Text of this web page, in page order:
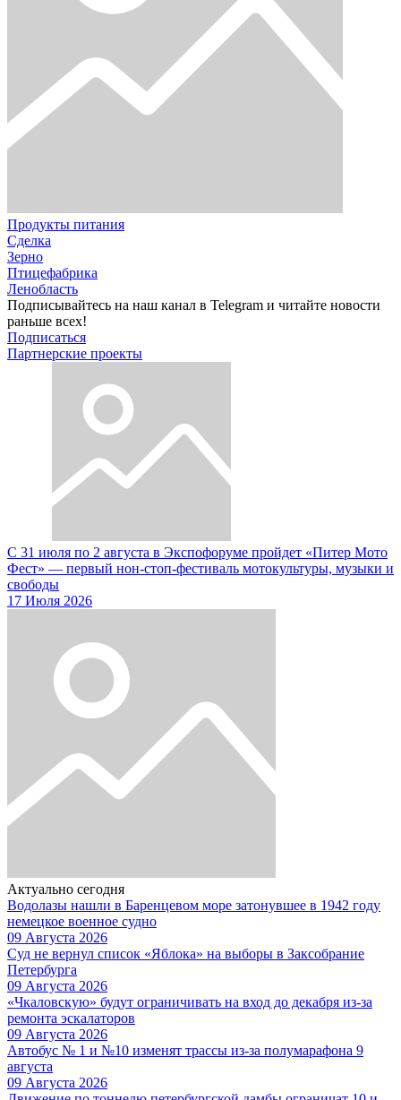
Продукты питания
Сделка
Зерно
Птицефабрика
Ленобласть
Подписывайтесь на наш канал в Telegram и читайте новости
раньше всех!
Подписаться
Партнерские проекты
С 31 июля по 2 августа в Экспофоруме пройдет «Питер Мото
Фест» — первый нон-стоп-фестиваль мотокультуры, музыки и
свободы
17 Июля 2026
Актуально сегодня
Водолазы нашли в Баренцевом море затонувшее в 1942 году
немецкое военное судно
09 Августа 2026
Суд не вернул список «Яблока» на выборы в Заксобрание
Петербурга
09 Августа 2026
«Чкаловскую» будут ограничивать на вход до декабря из-за
ремонта эскалаторов
09 Августа 2026
Автобус № 1 и №10 изменят трассы из-за полумарафона 9
августа
09 Августа 2026